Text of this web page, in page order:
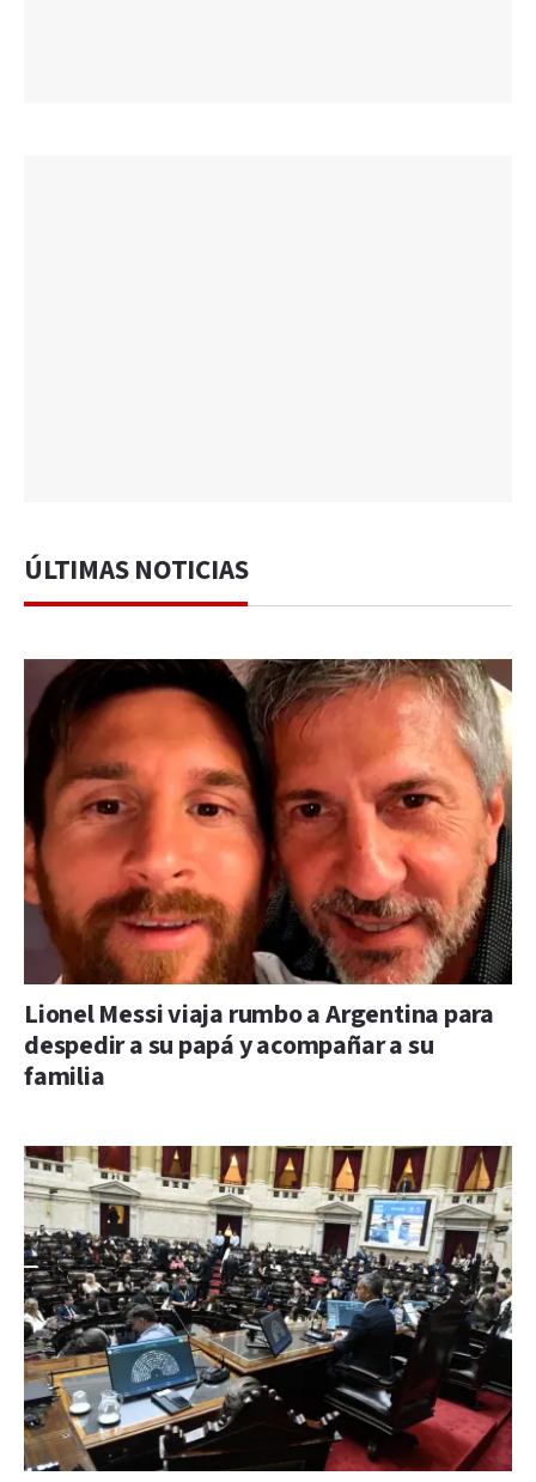
ÚLTIMAS NOTICIAS
Lionel Messi viaja rumbo a Argentina para
despedir a su papá y acompañar a su
familia